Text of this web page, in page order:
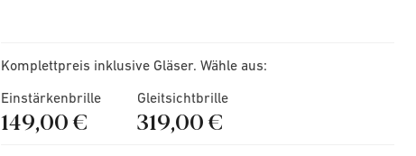
Komplettpreis inklusive Gläser. Wähle aus:
Einstärkenbrille
149,00 €
Gleitsichtbrille
319,00 €